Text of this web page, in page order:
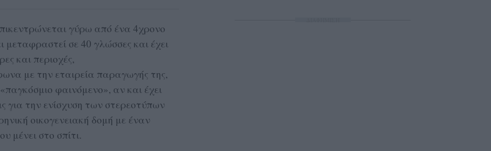
γύρω από ένα 4χρονο
μεταφραστεί σε 40 γλώσσες και έχει
και περιοχές,
με την εταιρεία παραγωγής της,
φαινόμενο», αν και έχει
για την ενίσχυση των στερεοτύπων
οικογενειακή δομή με έναν
μένει στο σπίτι.